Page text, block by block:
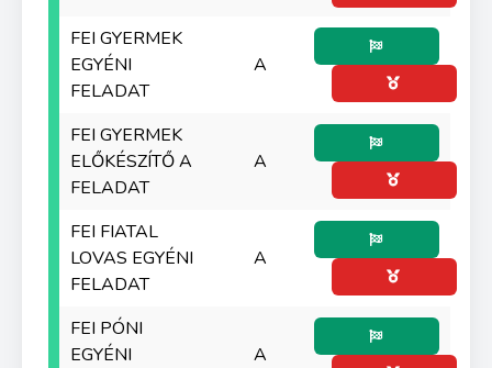
FEI GYERMEK
EGYÉNI
FELADAT
A
FEI GYERMEK
ELŐKÉSZÍTŐ A
FELADAT
A
FEI FIATAL
LOVAS EGYÉNI
FELADAT
A
FEI PÓNI
EGYÉNI
A